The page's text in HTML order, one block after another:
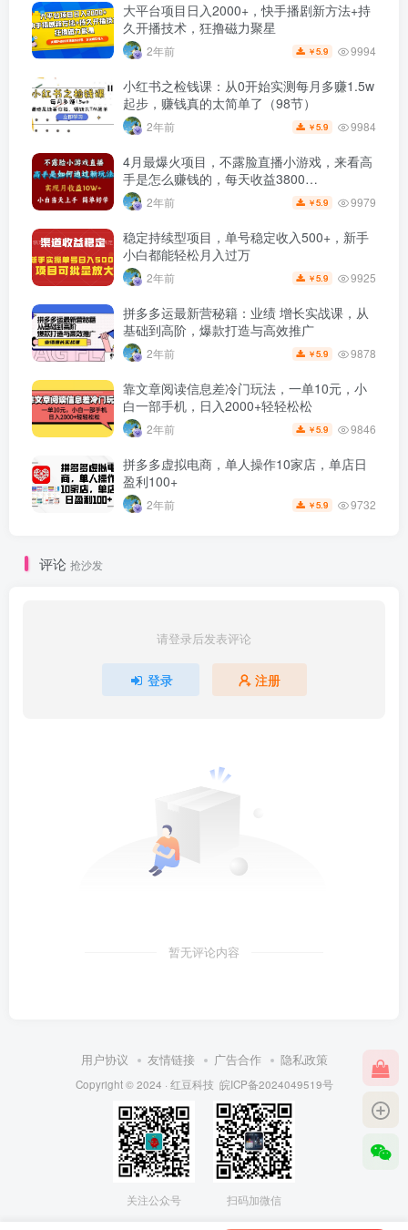
大平台项目日入2000+，快手播剧新方法+持
久开播技术，狂撸磁力聚星
2年前 ￥5.9 9994
小红书之检钱课：从0开始实测每月多赚1.5w
起步，赚钱真的太简单了（98节）
2年前 ￥5.9 9984
4月最爆火项目，不露脸直播小游戏，来看高
手是怎么赚钱的，每天收益3800…
2年前 ￥5.9 9979
稳定持续型项目，单号稳定收入500+，新手
小白都能轻松月入过万
2年前 ￥5.9 9925
拼多多运最新营秘籍：业绩 增长实战课，从
基础到高阶，爆款打造与高效推广
2年前 ￥5.9 9878
靠文章阅读信息差冷门玩法，一单10元，小
白一部手机，日入2000+轻轻松松
2年前 ￥5.9 9846
拼多多虚拟电商，单人操作10家店，单店日
盈利100+
2年前 ￥5.9 9732
评论 抢沙发
请登录后发表评论
登录 注册
暂无评论内容
用户协议 友情链接 广告合作 隐私政策
Copyright © 2024 · 红豆科技 皖ICP备2024049519号
关注公众号 扫码加微信